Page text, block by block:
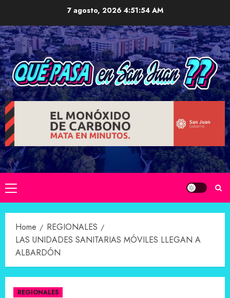
content
7 agosto, 2026 4:51:55 AM
Primary
Menu
Home
REGIONALES
LAS UNIDADES SANITARIAS MÓVILES LLEGAN A
ALBARDÓN
REGIONALES